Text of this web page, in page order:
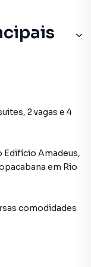
2 vagas e 4
Edifício Amadeus,
em Rio
comodidades